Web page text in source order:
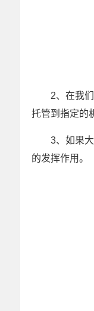
2、在我
托管到指定的
3、如果
的发挥作用。